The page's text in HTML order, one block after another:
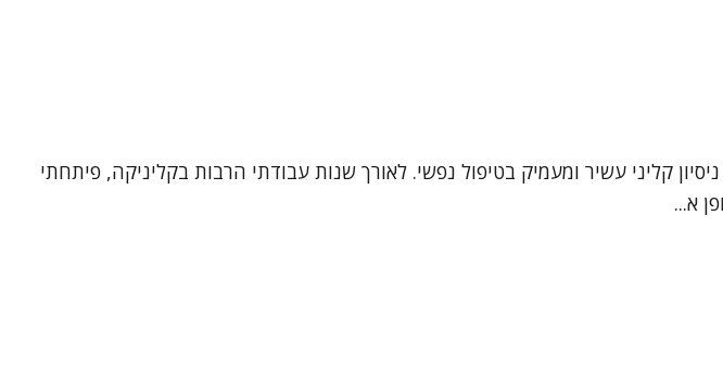
קליני עשיר ומעמיק בטיפול נפשי. לאורך שנות עבודתי הרבות בקליניקה, פיתחתי
א...